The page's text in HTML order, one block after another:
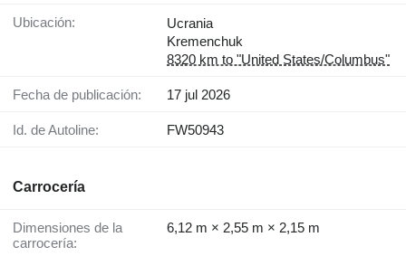
Ubicación:
Ucrania
Kremenchuk
8320 km to "United States/Columbus"
Fecha de publicación: 17 jul 2026
Id. de Autoline: FW50943
Carrocería
Dimensiones de la
carrocería:
6,12 m × 2,55 m × 2,15 m